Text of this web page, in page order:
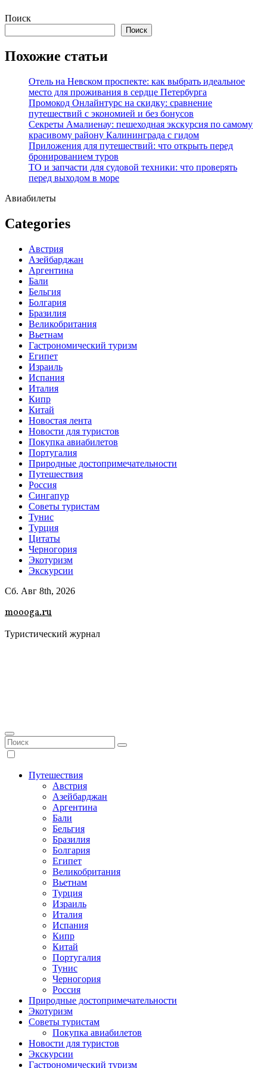
Перейти
содержимому
Поиск
Поиск
Похожие статьи
Отель на Невском проспекте: как выбрать идеальное
место для проживания в сердце Петербурга
Промокод Онлайнтурс на скидку: сравнение
путешествий с экономией и без бонусов
Секреты Амалиенау: пешеходная экскурсия по самому
красивому району Калининграда с гидом
Приложения для путешествий: что открыть перед
бронированием туров
ТО и запчасти для судовой техники: что проверять
перед выходом в море
Авиабилеты
Categories
Австрия
Азейбарджан
Аргентина
Бали
Бельгия
Болгария
Бразилия
Великобритания
Вьетнам
Гастрономический туризм
Египет
Израиль
Испания
Италия
Кипр
Китай
Новостая лента
Новости для туристов
Покупка авиабилетов
Португалия
Природные достопримечательности
Путешествия
Россия
Сингапур
Советы туристам
Тунис
Турция
Цитаты
Черногория
Экотуризм
Экскурсии
Сб. Авг 8th, 2026
moooga.ru
Туристический журнал
Путешествия
Австрия
Азейбарджан
Аргентина
Бали
Бельгия
Бразилия
Болгария
Египет
Великобритания
Вьетнам
Турция
Израиль
Италия
Испания
Кипр
Китай
Португалия
Тунис
Черногория
Россия
Природные достопримечательности
Экотуризм
Советы туристам
Покупка авиабилетов
Новости для туристов
Экскурсии
Гастрономический туризм